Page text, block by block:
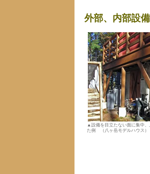
外部、内部設
▲設備を目立たない面に集中
た例 （八ヶ岳モデルハウス）